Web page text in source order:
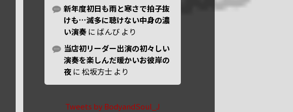
新年度初日も雨と寒さで拍子抜
けも…滅多に聴けない中身の濃
い演奏 に ばんび より
当店初リーダー出演の初々しい
演奏を楽しんだ暖かいお彼岸の
夜 に松坂方士 より
Tweets by BodyandSoul_J